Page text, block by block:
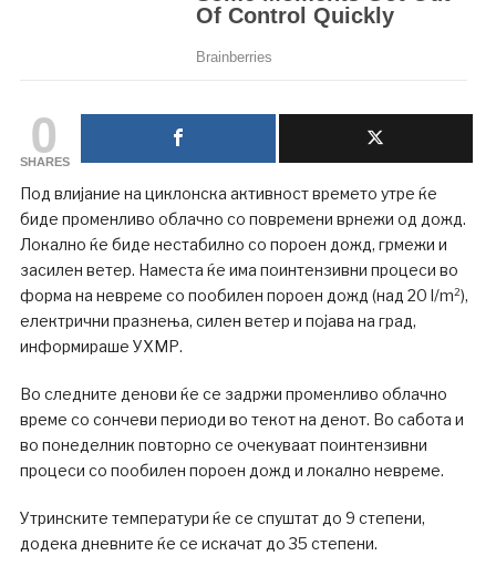
0
SHARES
Под влијание на циклонска активност времето утре ќе
биде променливо облачно со повремени врнежи од дожд.
Локално ќе биде нестабилно со пороен дожд, грмежи и
засилен ветер. Наместа ќе има поинтензивни процеси во
форма на невреме со пообилен пороен дожд (над 20 l/m²),
електрични празнења, силен ветер и појава на град,
информираше УХМР.
Во следните денови ќе се задржи променливо облачно
време со сончеви периоди во текот на денот. Во сабота и
во понеделник повторно се очекуваат поинтензивни
процеси со пообилен пороен дожд и локално невреме.
Утринските температури ќе се спуштат до 9 степени,
додека дневните ќе се искачат до 35 степени.